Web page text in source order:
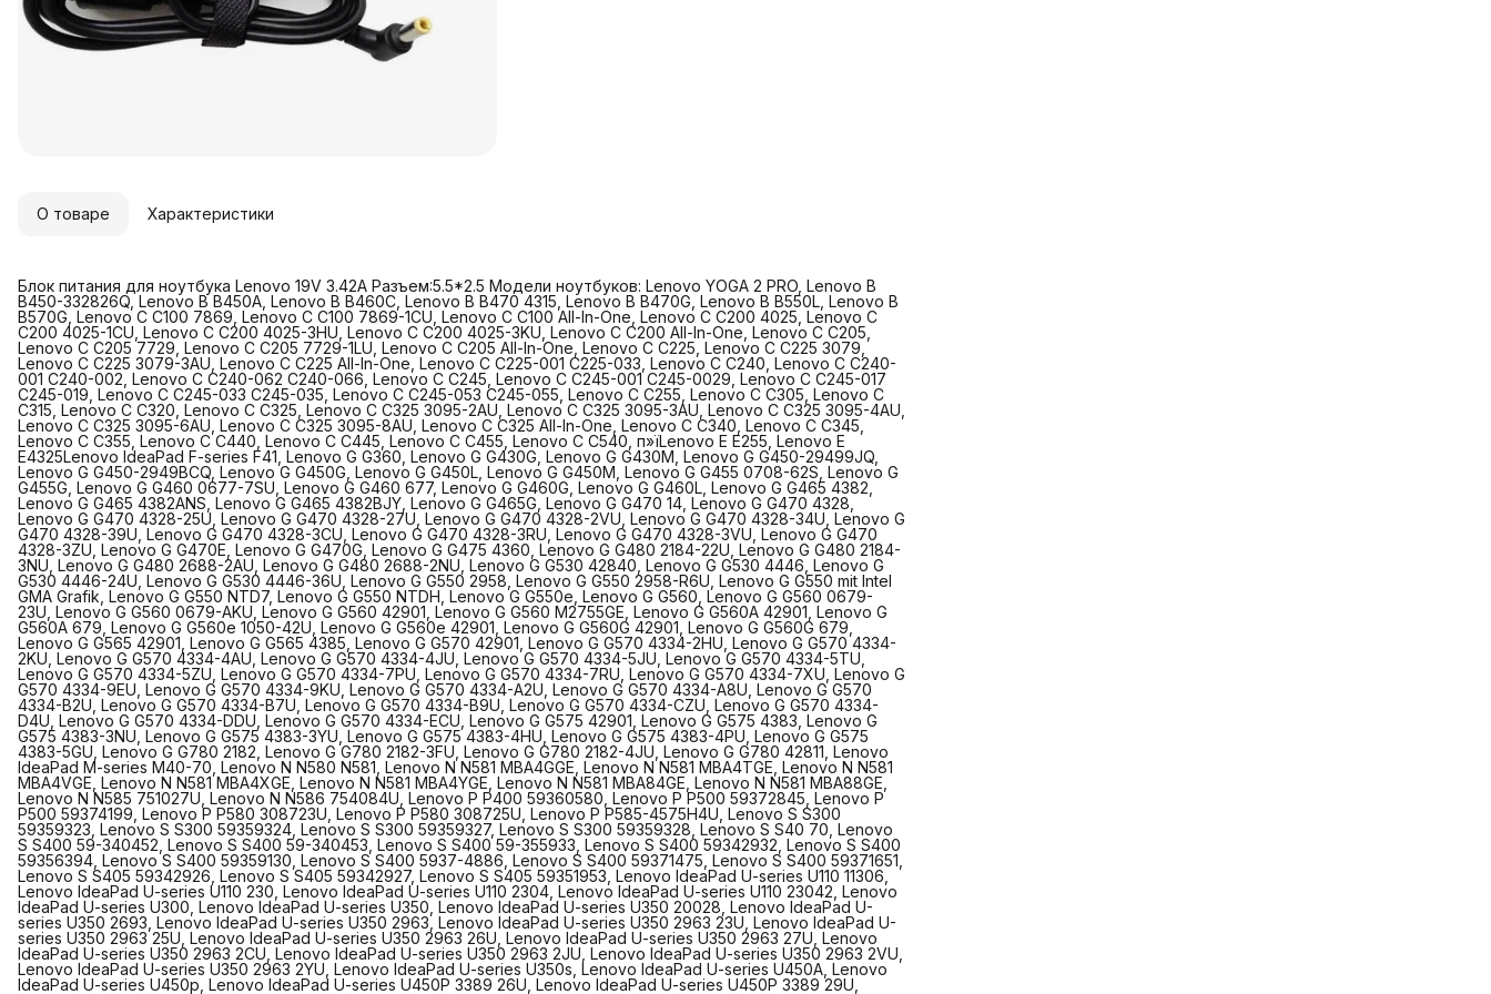
22U, Lenovo G G480 2184-3NU, Lenovo G G480 2688-2AU,
Lenovo G G480 2688-2NU, Lenovo G G530 42840, Lenovo G
G530 4446, Lenovo G G530 4446-24U, Lenovo G G530 4446-
36U, Lenovo G G550 2958, Lenovo G G550 2958-R6U, Lenovo G
G550 mit Intel GMA Grafik, Lenovo G G550 NTD7, Lenovo G G550
NTDH, Lenovo G G550e, Lenovo G G560, Lenovo G G560 0679-
23U, Lenovo G G560 0679-AKU, Lenovo G G560 42901, Lenovo G
G560 M2755GE, Lenovo G G560A 42901, Lenovo G G560A 679,
Lenovo G G560e 1050-42U, Lenovo G G560e 42901, Lenovo G
G560G 42901, Lenovo G G560G 679, Lenovo G G565 42901,
Lenovo G G565 4385, Lenovo G G570 42901, Lenovo G G570
4334-2HU, Lenovo G G570 4334-2KU, Lenovo G G570 4334-4AU,
Lenovo G G570 4334-4JU, Lenovo G G570 4334-5JU, Lenovo G
G570 4334-5TU, Lenovo G G570 4334-5ZU, Lenovo G G570
4334-7PU, Lenovo G G570 4334-7RU, Lenovo G G570 4334-
7XU, Lenovo G G570 4334-9EU, Lenovo G G570 4334-9KU,
Lenovo G G570 4334-A2U, Lenovo G G570 4334-A8U, Lenovo G
G570 4334-B2U, Lenovo G G570 4334-B7U, Lenovo G G570
4334-B9U, Lenovo G G570 4334-CZU, Lenovo G G570 4334-
D4U, Lenovo G G570 4334-DDU, Lenovo G G570 4334-ECU,
Lenovo G G575 42901, Lenovo G G575 4383, Lenovo G G575
4383-3NU, Lenovo G G575 4383-3YU, Lenovo G G575 4383-4HU,
Lenovo G G575 4383-4PU, Lenovo G G575 4383-5GU, Lenovo G
G780 2182, Lenovo G G780 2182-3FU, Lenovo G G780 2182-4JU,
Lenovo G G780 42811, Lenovo IdeaPad M-series M40-70, Lenovo
N N580 N581, Lenovo N N581 MBA4GGE, Lenovo N N581
MBA4TGE, Lenovo N N581 MBA4VGE, Lenovo N N581 MBA4XGE,
Lenovo N N581 MBA4YGE, Lenovo N N581 MBA84GE, Lenovo N
N581 MBA88GE, Lenovo N N585 751027U, Lenovo N N586
754084U, Lenovo P P400 59360580, Lenovo P P500 59372845,
Lenovo P P500 59374199, Lenovo P P580 308723U, Lenovo P
P580 308725U, Lenovo P P585-4575H4U, Lenovo S S300
59359323, Lenovo S S300 59359324, Lenovo S S300 59359327,
Lenovo S S300 59359328, Lenovo S S40 70, Lenovo S S400 59-
340452, Lenovo S S400 59-340453, Lenovo S S400 59-355933,
Lenovo S S400 59342932, Lenovo S S400 59356394, Lenovo S
S400 59359130, Lenovo S S400 5937-4886, Lenovo S S400
59371475, Lenovo S S400 59371651, Lenovo S S405 59342926,
Lenovo S S405 59342927, Lenovo S S405 59351953, Lenovo
IdeaPad U-series U110 11306, Lenovo IdeaPad U-series U110 230,
Lenovo IdeaPad U-series U110 2304, Lenovo IdeaPad U-series
U110 23042, Lenovo IdeaPad U-series U300, Lenovo IdeaPad U-
series U350, Lenovo IdeaPad U-series U350 20028, Lenovo
IdeaPad U-series U350 2693, Lenovo IdeaPad U-series U350
2963, Lenovo IdeaPad U-series U350 2963 23U, Lenovo IdeaPad
U-series U350 2963 25U, Lenovo IdeaPad U-series U350 2963
О товаре Характеристики
Блок питания для ноутбука Lenovo 19V 3.42A Разъем:5.5*2.5 Модели ноутбуков: Lenovo YOGA 2 PRO, Lenovo B
B450-332826Q, Lenovo B B450A, Lenovo B B460C, Lenovo B B470 4315, Lenovo B B470G, Lenovo B B550L, Lenovo B
B570G, Lenovo C C100 7869, Lenovo C C100 7869-1CU, Lenovo C C100 All-In-One, Lenovo C C200 4025, Lenovo C
C200 4025-1CU, Lenovo C C200 4025-3HU, Lenovo C C200 4025-3KU, Lenovo C C200 All-In-One, Lenovo C C205,
Lenovo C C205 7729, Lenovo C C205 7729-1LU, Lenovo C C205 All-In-One, Lenovo C C225, Lenovo C C225 3079,
Lenovo C C225 3079-3AU, Lenovo C C225 All-In-One, Lenovo C C225-001 C225-033, Lenovo C C240, Lenovo C C240-
001 C240-002, Lenovo C C240-062 C240-066, Lenovo C C245, Lenovo C C245-001 C245-0029, Lenovo C C245-017
C245-019, Lenovo C C245-033 C245-035, Lenovo C C245-053 C245-055, Lenovo C C255, Lenovo C C305, Lenovo C
C315, Lenovo C C320, Lenovo C C325, Lenovo C C325 3095-2AU, Lenovo C C325 3095-3AU, Lenovo C C325 3095-4AU,
Lenovo C C325 3095-6AU, Lenovo C C325 3095-8AU, Lenovo C C325 All-In-One, Lenovo C C340, Lenovo C C345,
Lenovo C C355, Lenovo C C440, Lenovo C C445, Lenovo C C455, Lenovo C C540, п»їLenovo E E255, Lenovo E
E4325Lenovo IdeaPad F-series F41, Lenovo G G360, Lenovo G G430G, Lenovo G G430M, Lenovo G G450-29499JQ,
Lenovo G G450-2949BCQ, Lenovo G G450G, Lenovo G G450L, Lenovo G G450M, Lenovo G G455 0708-62S, Lenovo G
G455G, Lenovo G G460 0677-7SU, Lenovo G G460 677, Lenovo G G460G, Lenovo G G460L, Lenovo G G465 4382,
Lenovo G G465 4382ANS, Lenovo G G465 4382BJY, Lenovo G G465G, Lenovo G G470 14, Lenovo G G470 4328,
Lenovo G G470 4328-25U, Lenovo G G470 4328-27U, Lenovo G G470 4328-2VU, Lenovo G G470 4328-34U, Lenovo G
G470 4328-39U, Lenovo G G470 4328-3CU, Lenovo G G470 4328-3RU, Lenovo G G470 4328-3VU, Lenovo G G470
4328-3ZU, Lenovo G G470E, Lenovo G G470G, Lenovo G G475 4360, Lenovo G G480 2184-22U, Lenovo G G480 2184-
3NU, Lenovo G G480 2688-2AU, Lenovo G G480 2688-2NU, Lenovo G G530 42840, Lenovo G G530 4446, Lenovo G
G530 4446-24U, Lenovo G G530 4446-36U, Lenovo G G550 2958, Lenovo G G550 2958-R6U, Lenovo G G550 mit Intel
GMA Grafik, Lenovo G G550 NTD7, Lenovo G G550 NTDH, Lenovo G G550e, Lenovo G G560, Lenovo G G560 0679-
23U, Lenovo G G560 0679-AKU, Lenovo G G560 42901, Lenovo G G560 M2755GE, Lenovo G G560A 42901, Lenovo G
G560A 679, Lenovo G G560e 1050-42U, Lenovo G G560e 42901, Lenovo G G560G 42901, Lenovo G G560G 679,
Lenovo G G565 42901, Lenovo G G565 4385, Lenovo G G570 42901, Lenovo G G570 4334-2HU, Lenovo G G570 4334-
2KU, Lenovo G G570 4334-4AU, Lenovo G G570 4334-4JU, Lenovo G G570 4334-5JU, Lenovo G G570 4334-5TU,
Lenovo G G570 4334-5ZU, Lenovo G G570 4334-7PU, Lenovo G G570 4334-7RU, Lenovo G G570 4334-7XU, Lenovo G
G570 4334-9EU, Lenovo G G570 4334-9KU, Lenovo G G570 4334-A2U, Lenovo G G570 4334-A8U, Lenovo G G570
4334-B2U, Lenovo G G570 4334-B7U, Lenovo G G570 4334-B9U, Lenovo G G570 4334-CZU, Lenovo G G570 4334-
D4U, Lenovo G G570 4334-DDU, Lenovo G G570 4334-ECU, Lenovo G G575 42901, Lenovo G G575 4383, Lenovo G
G575 4383-3NU, Lenovo G G575 4383-3YU, Lenovo G G575 4383-4HU, Lenovo G G575 4383-4PU, Lenovo G G575
4383-5GU, Lenovo G G780 2182, Lenovo G G780 2182-3FU, Lenovo G G780 2182-4JU, Lenovo G G780 42811, Lenovo
IdeaPad M-series M40-70, Lenovo N N580 N581, Lenovo N N581 MBA4GGE, Lenovo N N581 MBA4TGE, Lenovo N N581
MBA4VGE, Lenovo N N581 MBA4XGE, Lenovo N N581 MBA4YGE, Lenovo N N581 MBA84GE, Lenovo N N581 MBA88GE,
Lenovo N N585 751027U, Lenovo N N586 754084U, Lenovo P P400 59360580, Lenovo P P500 59372845, Lenovo P
P500 59374199, Lenovo P P580 308723U, Lenovo P P580 308725U, Lenovo P P585-4575H4U, Lenovo S S300
59359323, Lenovo S S300 59359324, Lenovo S S300 59359327, Lenovo S S300 59359328, Lenovo S S40 70, Lenovo
S S400 59-340452, Lenovo S S400 59-340453, Lenovo S S400 59-355933, Lenovo S S400 59342932, Lenovo S S400
59356394, Lenovo S S400 59359130, Lenovo S S400 5937-4886, Lenovo S S400 59371475, Lenovo S S400 59371651,
Lenovo S S405 59342926, Lenovo S S405 59342927, Lenovo S S405 59351953, Lenovo IdeaPad U-series U110 11306,
Lenovo IdeaPad U-series U110 230, Lenovo IdeaPad U-series U110 2304, Lenovo IdeaPad U-series U110 23042, Lenovo
IdeaPad U-series U300, Lenovo IdeaPad U-series U350, Lenovo IdeaPad U-series U350 20028, Lenovo IdeaPad U-
series U350 2693, Lenovo IdeaPad U-series U350 2963, Lenovo IdeaPad U-series U350 2963 23U, Lenovo IdeaPad U-
series U350 2963 25U, Lenovo IdeaPad U-series U350 2963 26U, Lenovo IdeaPad U-series U350 2963 27U, Lenovo
IdeaPad U-series U350 2963 2CU, Lenovo IdeaPad U-series U350 2963 2JU, Lenovo IdeaPad U-series U350 2963 2VU,
Lenovo IdeaPad U-series U350 2963 2YU, Lenovo IdeaPad U-series U350s, Lenovo IdeaPad U-series U450A, Lenovo
IdeaPad U-series U450p, Lenovo IdeaPad U-series U450P 3389 26U, Lenovo IdeaPad U-series U450P 3389 29U,